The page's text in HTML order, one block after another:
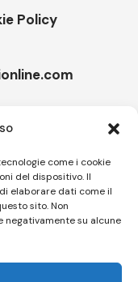
come i cookie
del dispositivo. Il
elaborare dati come il
sito. Non
negativamente su alcune
Policy